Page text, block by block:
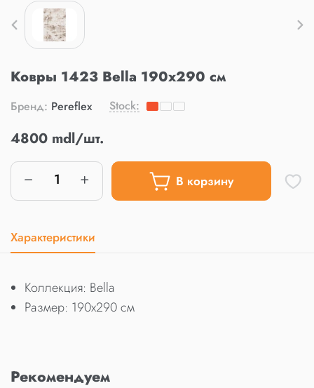
Ковры 1423 Bella 190x290 см
Бренд: Pereflex Stock:
4800 mdl/шт.
В корзину
Характеристики
Коллекция: Bella
Размер: 190x290 см
Рекомендуем